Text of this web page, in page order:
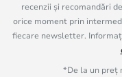
recenzii și recomandări
orice moment prin
fiecare newsletter.
*De la un preț